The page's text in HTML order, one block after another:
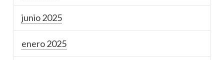
junio 2025
enero 2025